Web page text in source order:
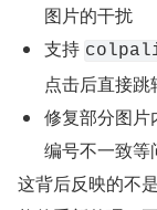
图片的干扰
支持
点击后直接
修复部分图片
编号不一致等
这背后反映的不